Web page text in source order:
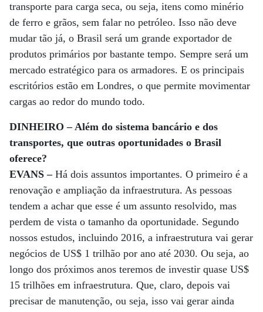
transporte para carga seca, ou seja, itens como minério
de ferro e grãos, sem falar no petróleo. Isso não deve
mudar tão já, o Brasil será um grande exportador de
produtos primários por bastante tempo. Sempre será um
mercado estratégico para os armadores. E os principais
escritórios estão em Londres, o que permite movimentar
cargas ao redor do mundo todo.
DINHEIRO – Além do sistema bancário e dos
transportes, que outras oportunidades o Brasil
oferece?
EVANS – Há dois assuntos importantes. O primeiro é a
renovação e ampliação da infraestrutura. As pessoas
tendem a achar que esse é um assunto resolvido, mas
perdem de vista o tamanho da oportunidade. Segundo
nossos estudos, incluindo 2016, a infraestrutura vai gerar
negócios de US$ 1 trilhão por ano até 2030. Ou seja, ao
longo dos próximos anos teremos de investir quase US$
15 trilhões em infraestrutura. Que, claro, depois vai
precisar de manutenção, ou seja, isso vai gerar ainda